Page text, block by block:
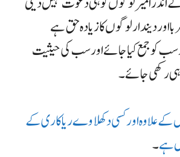
اور دیندار لوگوں کا زیادہ حق ہے
کو جمع کیا جائے اور سب کی حیثیت
رکھی جائے ۔
علاوہ اور کسی دکھلاو ے ریاکاری کے
ہے۔